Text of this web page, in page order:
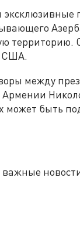
территорию.
США.
между
может быть